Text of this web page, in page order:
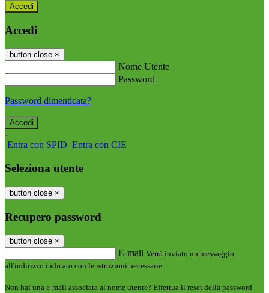
Accedi
Accedi
button close ×
Nome Utente
Password
Password dimenticata?
-
Entra con SPID Entra con CIE
Seleziona utente
button close ×
Recupero password
button close ×
E-mail Verrà inviato un messaggio
all'indirizzo indicato con le istruzioni necessarie.
Non hai una e-mail associata al nome utente? Effettua il reset della password